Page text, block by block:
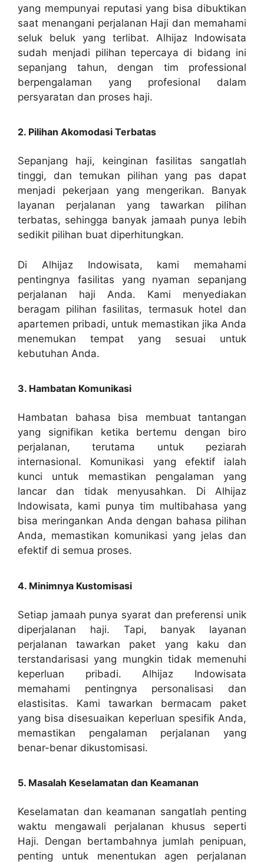
yang mempunyai reputasi yang bisa dibuktikan
saat menangani perjalanan Haji dan memahami
seluk beluk yang terlibat. Alhijaz Indowisata
sudah menjadi pilihan tepercaya di bidang ini
sepanjang tahun, dengan tim professional
berpengalaman yang profesional dalam
persyaratan dan proses haji.
2. Pilihan Akomodasi Terbatas
Sepanjang haji, keinginan fasilitas sangatlah
tinggi, dan temukan pilihan yang pas dapat
menjadi pekerjaan yang mengerikan. Banyak
layanan perjalanan yang tawarkan pilihan
terbatas, sehingga banyak jamaah punya lebih
sedikit pilihan buat diperhitungkan.
Di Alhijaz Indowisata, kami memahami
pentingnya fasilitas yang nyaman sepanjang
perjalanan haji Anda. Kami menyediakan
beragam pilihan fasilitas, termasuk hotel dan
apartemen pribadi, untuk memastikan jika Anda
menemukan tempat yang sesuai untuk
kebutuhan Anda.
3. Hambatan Komunikasi
Hambatan bahasa bisa membuat tantangan
yang signifikan ketika bertemu dengan biro
perjalanan, terutama untuk peziarah
internasional. Komunikasi yang efektif ialah
kunci untuk memastikan pengalaman yang
lancar dan tidak menyusahkan. Di Alhijaz
Indowisata, kami punya tim multibahasa yang
bisa meringankan Anda dengan bahasa pilihan
Anda, memastikan komunikasi yang jelas dan
efektif di semua proses.
4. Minimnya Kustomisasi
Setiap jamaah punya syarat dan preferensi unik
diperjalanan haji. Tapi, banyak layanan
perjalanan tawarkan paket yang kaku dan
terstandarisasi yang mungkin tidak memenuhi
keperluan pribadi. Alhijaz Indowisata
memahami pentingnya personalisasi dan
elastisitas. Kami tawarkan bermacam paket
yang bisa disesuaikan keperluan spesifik Anda,
memastikan pengalaman perjalanan yang
benar-benar dikustomisasi.
5. Masalah Keselamatan dan Keamanan
Keselamatan dan keamanan sangatlah penting
waktu mengawali perjalanan khusus seperti
Haji. Dengan bertambahnya jumlah penipuan,
penting untuk menentukan agen perjalanan